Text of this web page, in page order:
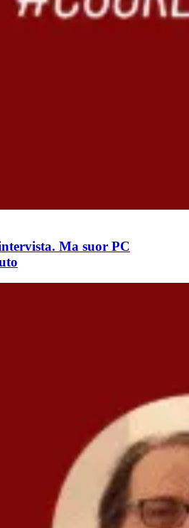
Ma suor PC